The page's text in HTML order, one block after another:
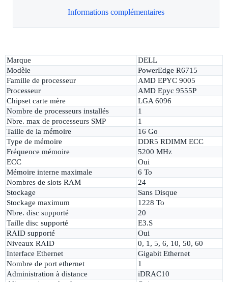
Informations complémentaires
Marque
DELL
Modèle
PowerEdge R6715
Famille de processeur
AMD EPYC 9005
Processeur
AMD Epyc 9555P
Chipset carte mère
LGA 6096
Nombre de processeurs installés
1
Nbre. max de processeurs SMP
1
Taille de la mémoire
16 Go
Type de mémoire
DDR5 RDIMM ECC
Fréquence mémoire
5200 MHz
ECC
Oui
Mémoire interne maximale
6 To
Nombres de slots RAM
24
Stockage
Sans Disque
Stockage maximum
1228 To
Nbre. disc supporté
20
Taille disc supporté
E3.S
RAID supporté
Oui
Niveaux RAID
0, 1, 5, 6, 10, 50, 60
Interface Ethernet
Gigabit Ethernet
Nombre de port ethernet
1
Administration à distance
iDRAC10